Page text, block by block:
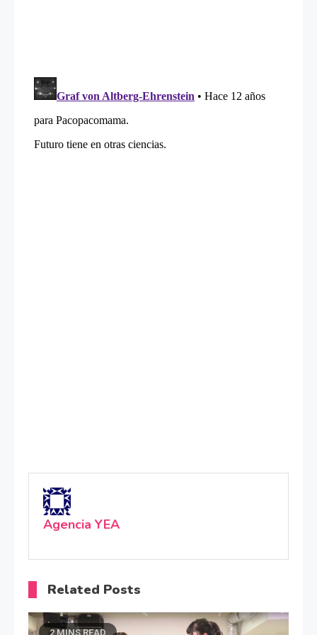
Agencia YEA
Related Posts
2 MINS READ